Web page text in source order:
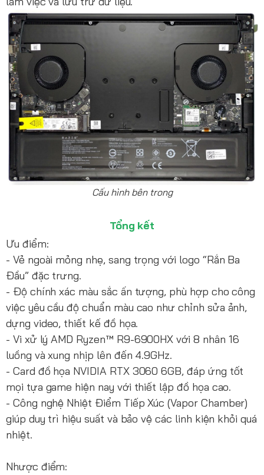
Cấu hình bên trong
Tổng kết
Ưu điểm:
- Vẻ ngoài mỏng nhẹ, sang trọng với logo “Rắn Ba
Đầu” đặc trưng.
- Độ chính xác màu sắc ấn tượng, phù hợp cho công
việc yêu cầu độ chuẩn màu cao như chỉnh sửa ảnh,
dựng video, thiết kế đồ họa.
- Vi xử lý AMD Ryzen™ R9-6900HX với 8 nhân 16
luồng và xung nhịp lên đến 4.9GHz.
- Card đồ họa NVIDIA RTX 3060 6GB, đáp ứng tốt
mọi tựa game hiện nay với thiết lập đồ họa cao.
- Công nghệ Nhiệt Điểm Tiếp Xúc (Vapor Chamber)
giúp duy trì hiệu suất và bảo vệ các linh kiện khỏi quá
nhiệt.
Nhược điểm: